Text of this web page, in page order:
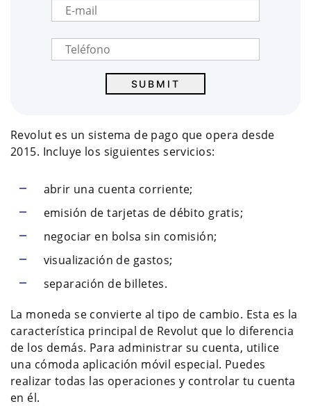
Revolut es un sistema de pago que opera desde
2015. Incluye los siguientes servicios:
abrir una cuenta corriente;
emisión de tarjetas de débito gratis;
negociar en bolsa sin comisión;
visualización de gastos;
separación de billetes.
La moneda se convierte al tipo de cambio. Esta es la
característica principal de Revolut que lo diferencia
de los demás. Para administrar su cuenta, utilice
una cómoda aplicación móvil especial. Puedes
realizar todas las operaciones y controlar tu cuenta
en él.